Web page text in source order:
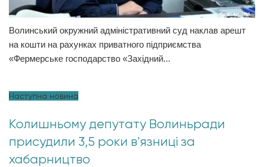
Волинський окружний адміністративний суд наклав арешт
на кошти на рахунках приватного підприємства
«Фермерське господарство «Західний...
Наступна новина
Колишньому депутату Волиньради
присудили 3,5 роки в'язниці за
хабарництво